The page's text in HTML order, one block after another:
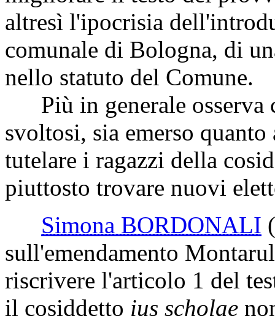
altresì l'ipocrisia
comunale di Bologna, di
nello statuto del Comune.
Più in generale osserva
svoltosi, sia emerso
tutelare i ragazzi della
piuttosto trovare nuovi
Simona BORDONALI
sull'emendamento
riscrivere l'articolo 1 del
il cosiddetto ius scholae